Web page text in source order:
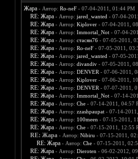
Жара - Автор: Ro-neF- 07-04-2011, 01:44 PM
RE: Жара - Автор: jared_wanted - 07-04-
RE: Жара - Автор: Kiplover- 07-04-2011,
RE: Жара - Автор: Immortal_Not- 07-04-
RE: Жара - Автор: стасян76- 07-05-2011,
RE: Жара - Автор: Ro-neF- 07-05-2011,
RE: Жара - Автор: jared_wanted - 07-05-
RE: Жара - Автор: divandiv- 07-05-2011,
RE: Жара - Автор: DENVER - 07-06-2011,
RE: Жара - Автор: Kiplover- 07-06-2011,
RE: Жара - Автор: DENVER - 07-07-2011,
RE: Жара - Автор: Immortal_Not- 07-14-
RE: Жара - Автор: Che- 07-14-2011, 04:57
RE: Жара - Автор: zzashpaupat- 07-14-
RE: Жара - Автор: 100meen - 07-15-2011,
RE: Жара - Автор: Che- 07-15-2011, 12:55
RE: Жара - Автор: Nibiru - 07-15-2011,
RE: Жара - Автор: Che- 07-15-2011,
RE: Жара - Автор: Dieroten - 06-02-2012,